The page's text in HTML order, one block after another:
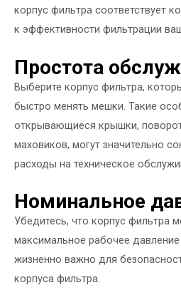
корпус фильтра соответствует
к эффективности фильтрации
Простота
Выберите корпус фильтра,
быстро менять мешки. Такие
открывающиеся крышки,
маховиков, могут значительно
расходы на техническое
Номинальное
Убедитесь, что корпус фильтра
максимальное рабочее
жизненно важно для
корпуса фильтра.